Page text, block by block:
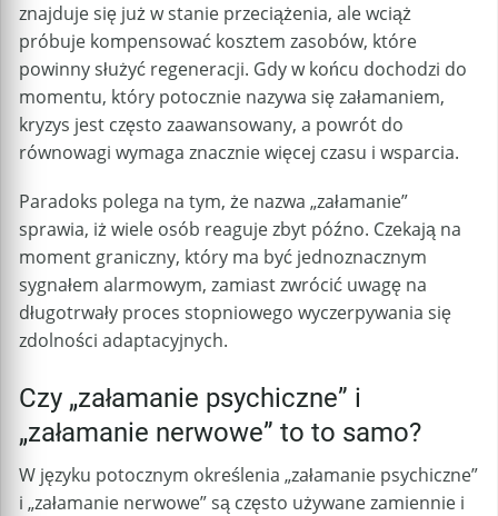
znajduje się już w stanie przeciążenia, ale wciąż
próbuje kompensować kosztem zasobów, które
powinny służyć regeneracji. Gdy w końcu dochodzi do
momentu, który potocznie nazywa się załamaniem,
kryzys jest często zaawansowany, a powrót do
równowagi wymaga znacznie więcej czasu i wsparcia.
Paradoks polega na tym, że nazwa „załamanie”
sprawia, iż wiele osób reaguje zbyt późno. Czekają na
moment graniczny, który ma być jednoznacznym
sygnałem alarmowym, zamiast zwrócić uwagę na
długotrwały proces stopniowego wyczerpywania się
zdolności adaptacyjnych.
Czy „załamanie psychiczne” i
„załamanie nerwowe” to to samo?
W języku potocznym określenia „załamanie psychiczne”
i „załamanie nerwowe” są często używane zamiennie i